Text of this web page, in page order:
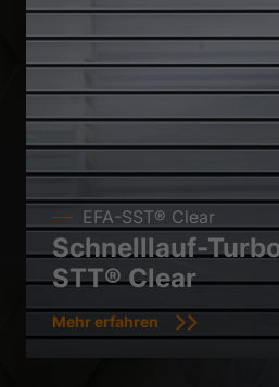
EFA-SST® Clear
Schnelllauf-
STT® Clear
Mehr erfahren